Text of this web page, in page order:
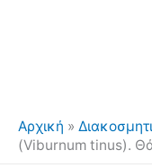
Αρχική »
(Viburnum tinus).